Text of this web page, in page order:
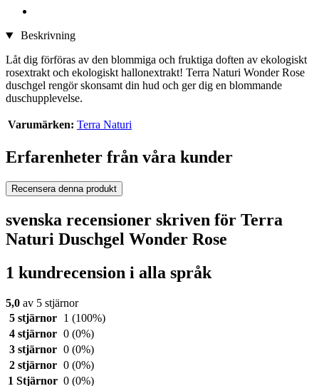
Beskrivning
Låt dig förföras av den blommiga och fruktiga doften av ekologiskt
rosextrakt och ekologiskt hallonextrakt! Terra Naturi Wonder Rose
duschgel rengör skonsamt din hud och ger dig en blommande
duschupplevelse.
Varumärken: Terra Naturi
Erfarenheter från våra kunder
Recensera denna produkt
svenska recensioner skriven för Terra
Naturi Duschgel Wonder Rose
1 kundrecension i alla språk
5,0 av 5 stjärnor
5 stjärnor
1 (100%)
4 stjärnor 0 (0%)
3 stjärnor 0 (0%)
2 stjärnor 0 (0%)
1 Stjärnor 0 (0%)